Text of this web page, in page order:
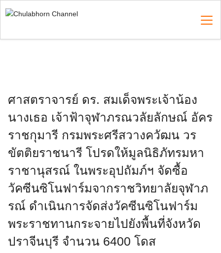
to
ศาสตราจารย์ ดร. สมเด็จพระเจ้าน้อง
นางเธอ เจ้าฟ้าจุฬาภรณวลัยลักษณ์ อัคร
ราชกุมารี กรมพระศรีสวางควัฒน วร
ขัตติยราชนารี โปรดให้มูลนิธิภัทรมหา
ราชานุสรณ์ ในพระอุปถัมภ์ฯ จัดซื้อ
วัคซีนซิโนฟาร์มจากราชวิทยาลัยจุฬาภ
รณ์ ดำเนินการจัดส่งวัคซีนซิโนฟาร์ม
พระราชทานกระจายไปยังพื้นที่จังหวัด
ปราจีนบุรี จำนวน 6400 โดส